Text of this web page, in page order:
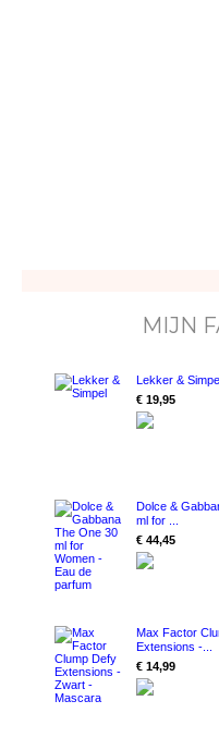
MIJN
Lekker &
€ 19,95
Dolce &
ml for ...
€ 44,45
Max Factor
Extensions -...
€ 14,99